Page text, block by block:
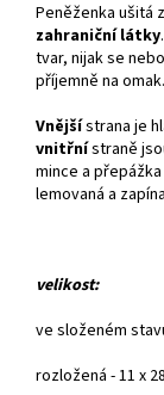
Peněženka ušitá
zahraniční látky
tvar, nijak se
příjemně na omak.
Vnějšístrana je
vnitřnístraně
mince a
lemovaná a
velikost:
ve složeném
rozložená - 11 x